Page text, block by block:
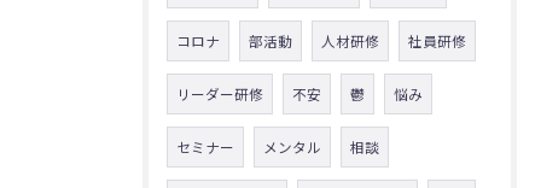
コロナ 部活動 人材研修 社員研修
リーダー研修 不安 鬱 悩み
セミナー メンタル 相談